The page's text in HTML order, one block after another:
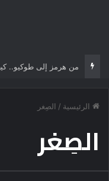
الرئيسية / الصِغر
الصِغر